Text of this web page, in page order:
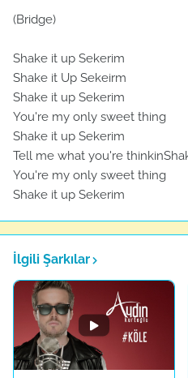
(Bridge)
Shake it up Sekerim
Shake it Up Sekeirm
Shake it up Sekerim
You're my only sweet thing
Shake it up Sekerim
Tell me what you're
You're my only sweet thing
Shake it up Sekerim
İlgili Şarkılar